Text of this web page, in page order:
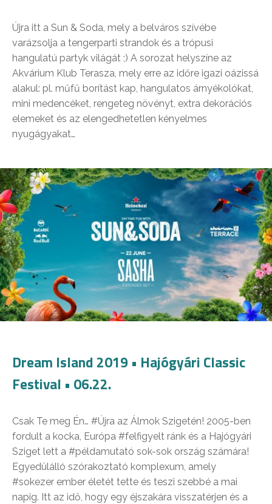
Újra itt a Sun & Soda, mely a belváros szívébe
varázsolja a tengerparti strandok és a trópusi
hangulatú partyk világát ;) A sorozat helyszíne az
Akvárium Klub Terasza, mely erre az időre igazi oázissá
alakul: pl. műfű borítást kap, hangulatos árnyékolókat,
mini medencéket, rengeteg növényt, extra dekorációs
elemeket és az elengedhetetlen kényelmes
nyugágyakat…
Dream Island 2019 • Hajógyári Classic
Festival • 06.22.
Csak Te meg Én… #Újra az Álmok Szigetén! 2005-ben
fordult a kocka, Európa #felfigyelt ránk és a Hajógyári
Sziget lett a #példamutató sok-sok ország számára!
Egyedülálló szórakoztató komplexum, amely
#sokezer ember életét tette és teszi szebbé a mai
napig. Itt az idő, hogy egy éjszakára visszatérjen és a